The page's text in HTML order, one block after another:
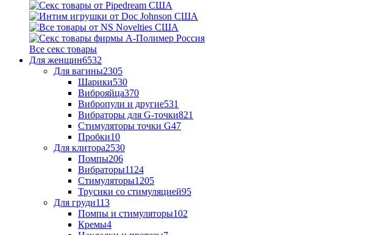
Все секс товары
Для женщин6532
Для вагины2305
Шарики530
Виброяйца370
Вибропули и другие531
Вибраторы для G-точки821
Стимуляторы точки G47
Пробки10
Для клитора2530
Помпы206
Вибраторы1124
Стимуляторы1205
Трусики со стимуляцией95
Для груди113
Помпы и стимуляторы102
Кремы4